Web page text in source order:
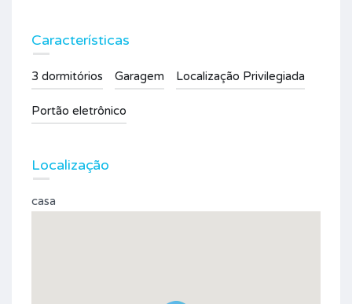
Características
3 dormitórios Garagem Localização Privilegiada
Portão eletrônico
Localização
casa